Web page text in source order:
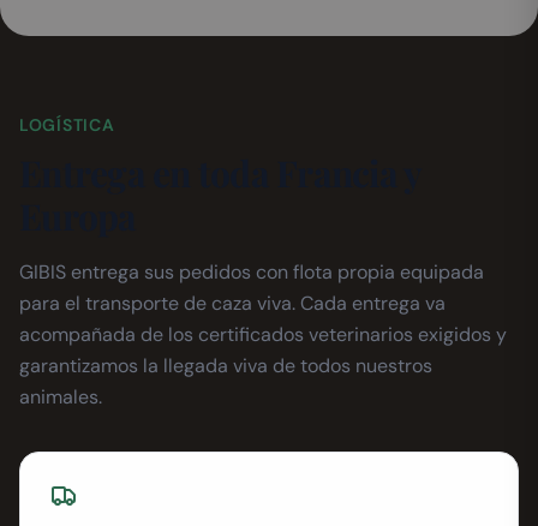
LOGÍSTICA
GIBIS entrega sus pedidos con flota propia equipada
para el transporte de caza viva. Cada entrega va
acompañada de los certificados veterinarios exigidos y
garantizamos la llegada viva de todos nuestros
animales.